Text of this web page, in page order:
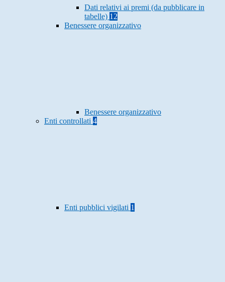
Dati relativi ai premi (da pubblicare in
tabelle) 12
Benessere organizzativo
Benessere organizzativo
Enti controllati 4
Enti pubblici vigilati 1